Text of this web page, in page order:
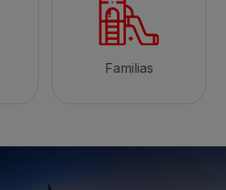
Familias